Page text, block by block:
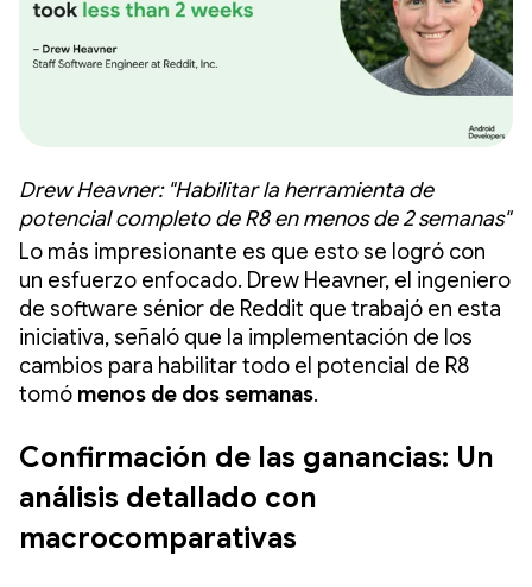
Drew Heavner: "Habilitar la herramienta de
potencial completo de R8 en menos de 2 semanas"
Lo más impresionante es que esto se logró con
un esfuerzo enfocado. Drew Heavner, el ingeniero
de software sénior de Reddit que trabajó en esta
iniciativa, señaló que la implementación de los
cambios para habilitar todo el potencial de R8
tomó menos de dos semanas.
Confirmación de las ganancias: Un
análisis detallado con
macrocomparativas